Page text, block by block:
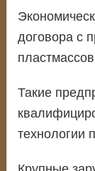
договора с
Такие
технологии